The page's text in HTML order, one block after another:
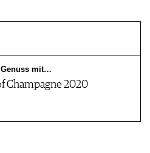
mit…
Champagne 2020